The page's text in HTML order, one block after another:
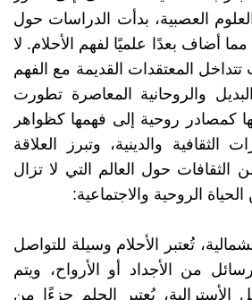
العصبية، بدأت الدراسات حول
مما أضاف بعدًا علميًا لفهم الأحلام. لا
المعتقدات القديمة مع الفهم
والروحانية المعاصرة تطورت
كمصادر روحية إلى فهمها كظواهر
والدينية، وتبرز العلاقة
الثقافات حول العالم التي لا تزال
الروحية والاجتماعية:
تُعتبر الأحلام وسيلة للتواصل
من الأجداد أو الأرواح، ويتم
يُعتبر الحلم جزءًا من